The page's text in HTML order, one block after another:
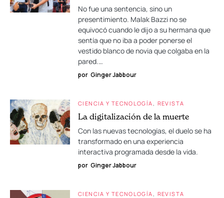
No fue una sentencia, sino un
presentimiento. Malak Bazzi no se
equivocó cuando le dijo a su hermana que
sentía que no iba a poder ponerse el
vestido blanco de novia que colgaba en la
pared.…
por Ginger Jabbour
CIENCIA Y TECNOLOGÍA REVISTA
La digitalización de la muerte
Con las nuevas tecnologías, el duelo se ha
transformado en una experiencia
interactiva programada desde la vida.
por Ginger Jabbour
CIENCIA Y TECNOLOGÍA REVISTA